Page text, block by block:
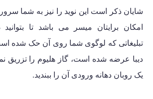
شایان ذکر است این نوید را نیز به شما
امکان برایتان میسر می باشد تا
تبلیغاتی که لوگوی شما روی آن حک
دیبا عرضه شده است، گاز هلیوم را تزریق
یک روبان دهانه ورودی آن را ببندید.